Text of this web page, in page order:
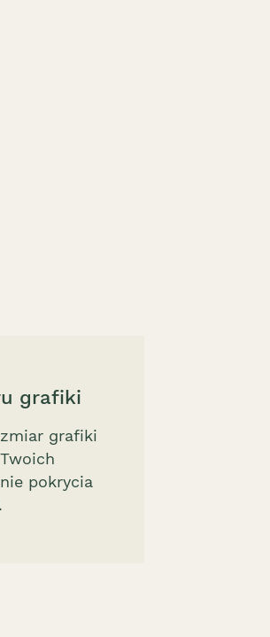
grafiki
grafiki
pokrycia